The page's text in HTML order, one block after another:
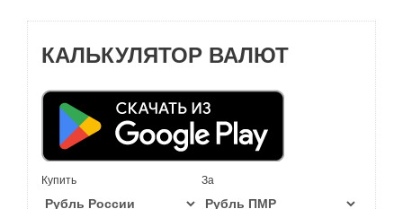
КАЛЬКУЛЯТОР ВАЛЮТ
Купить За